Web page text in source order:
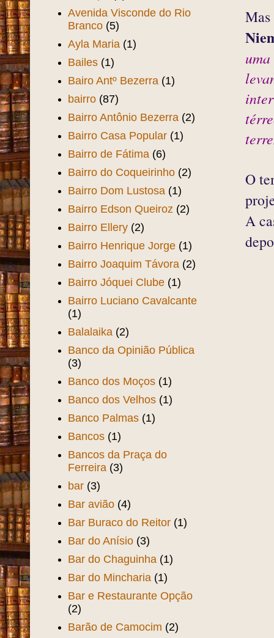
Mas
O
A
Avenida Visconde do Rio
Branco (5)
Ayla Maria (1)
Bailes (1)
Bairo Antº Bezerra (1)
bairro (87)
Bairro Antônio Bezerra (2)
Bairro Casa Popular (1)
Bairro de Fátima (6)
Bairro do Coqueirinho (2)
Bairro Dom Lustosa (1)
Bairro Edson Queiroz (2)
Bairro Ellery (2)
Bairro Henrique Jorge (1)
Bairro Joaquim Távora (2)
Bairro Jóquei Clube (1)
Bairro Luciano Cavalcante
(1)
Balalaika (2)
Banco da Opinião Pública
(3)
Banco dos Moços (1)
Banco dos Velhos (1)
Banco Palmas (1)
Bancos (1)
Bancos da Praça do
Ferreira (3)
bar (3)
Bar avião (4)
Bar Buraco do Reitor (1)
Bar do Anísio (3)
Bar do Chaguinha (1)
Bar do Mincharia (1)
Bar e Restaurante Opção
(2)
Barão de Camocim (2)